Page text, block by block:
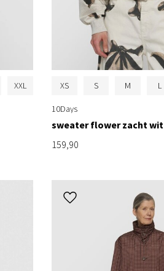
XXL XS S M L
10Days
sweater flower zacht wit
159,90